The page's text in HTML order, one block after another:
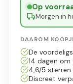
Op
Morgen in
DAAROM
De
14 dagen
4,6/5 sterren
Discreet